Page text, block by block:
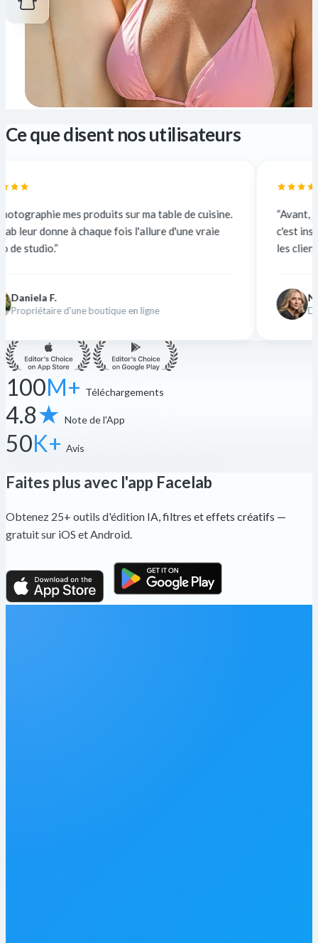
Ce que disent nos utilisateurs
sur ma table de cuisine.
l'allure d'une vraie
en ligne
“Avant, je sous-traitais à 5 $ la
c'est instantané et gratuit. La
les clients n'y voient que du feu.”
Designer indépendante
100M+ Téléchargements
4.8★ Note de l'App
50K+ Avis
Faites plus avec l'app Facelab
Obtenez 25+ outils d'édition IA, filtres et effets créatifs —
gratuit sur iOS et Android.